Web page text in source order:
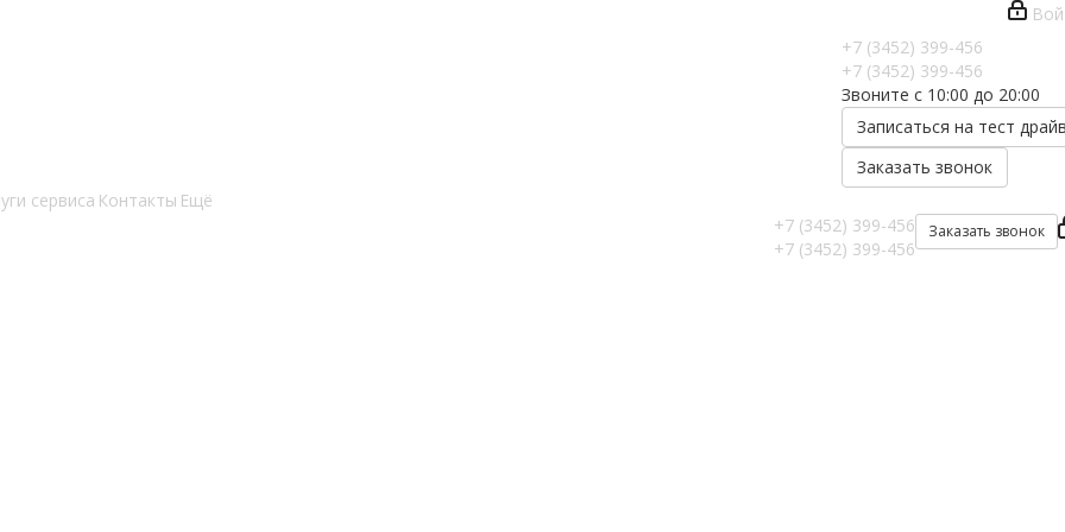
+7 (3452) 399-456
+7 (3452) 399-456
Звоните с 10:00 до 20:00
Записаться на тест
Заказать звонок
сервиса Контакты Ещё
Заказать звонок
+7 (3452) 399-456
+7 (3452) 399-456